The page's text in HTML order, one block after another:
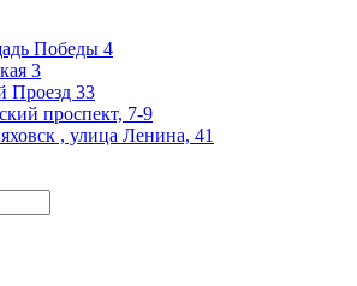
Победы 4
3
Проезд 33
проспект, 7-9
, улица Ленина, 41